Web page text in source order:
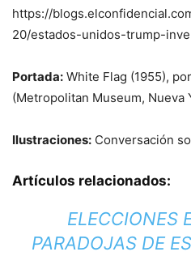
https://
20/estados-unidos-trump-
Portada: White Flag (1955),
(Metropolitan Museum, Nueva
Ilustraciones: Conversación
Artículos relacionados:
ELECCIONES
PARADOJAS DE